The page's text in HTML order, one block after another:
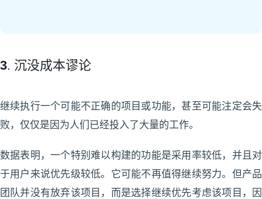
3. 沉没成本谬论
继续执行一个可能不正确的项目或功能，甚至可能注定会失
败，仅仅是因为人们已经投入了大量的工作。
数据表明，一个特别难以构建的功能是采用率较低，并且对
于用户来说优先级较低。它可能不再值得继续努力。但产品
团队并没有放弃该项目，而是选择继续优先考虑该项目，因